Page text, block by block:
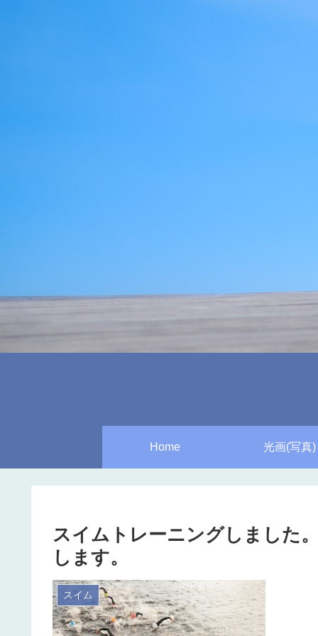
Home 光画(写真)
スイムトレーニングしました
します。
スイム